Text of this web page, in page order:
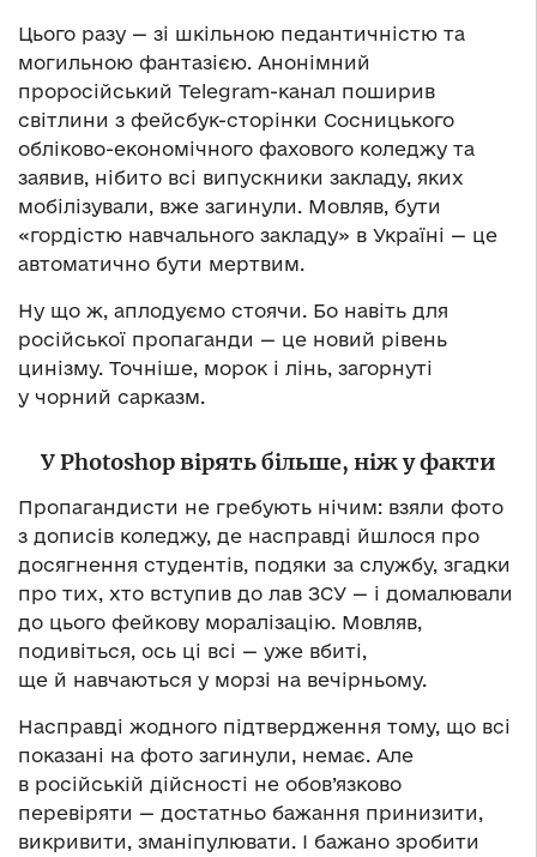
Цього разу — зі шкільною педантичністю та
могильною фантазією. Анонімний
проросійський Telegram-канал поширив
світлини з фейсбук-сторінки Сосницького
обліково-економічного фахового коледжу та
заявив, нібито всі випускники закладу, яких
мобілізували, вже загинули. Мовляв, бути
«гордістю навчального закладу» в Україні — це
автоматично бути мертвим.
Ну що ж, аплодуємо стоячи. Бо навіть для
російської пропаганди — це новий рівень
цинізму. Точніше, морок і лінь, загорнуті
у чорний сарказм.
У Photoshop вірять більше, ніж у факти
Пропагандисти не гребують нічим: взяли фото
з дописів коледжу, де насправді йшлося про
досягнення студентів, подяки за службу, згадки
про тих, хто вступив до лав ЗСУ — і домалювали
до цього фейкову моралізацію. Мовляв,
подивіться, ось ці всі — уже вбиті,
ще й навчаються у морзі на вечірньому.
Насправді жодного підтвердження тому, що всі
показані на фото загинули, немає. Але
в російській дійсності не обов’язково
перевіряти — достатньо бажання принизити,
викривити, зманіпулювати. І бажано зробити